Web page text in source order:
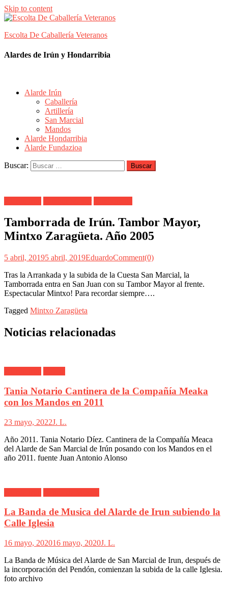
Skip to content
Escolta De Caballería Veteranos
Alardes de Irún y Hondarribia
Alarde Irún
Caballería
Artillería
San Marcial
Mandos
Alarde Hondarribia
Alarde Fundazioa
Buscar:
Tamborrada de Irún. Tambor Mayor,
Mintxo Zaragüeta. Año 2005
5 abril, 20195 abril, 2019EduardoComment(0)
Tras la Arrankada y la subida de la Cuesta San Marcial, la
Tamborrada entra en San Juan con su Tambor Mayor al frente.
Espectacular Mintxo! Para recordar siempre….
Tagged Mintxo Zaragüeta
Noticias relacionadas
Tania Notario Cantinera de la Compañía Meaka
con los Mandos en 2011
23 mayo, 2022J. L.
Año 2011. Tania Notario Díez. Cantinera de la Compañía Meaca
del Alarde de San Marcial de Irún posando con los Mandos en el
año 2011. fuente Juan Antonio Alonso
La Banda de Musica del Alarde de Irun subiendo la
Calle Iglesia
16 mayo, 202016 mayo, 2020J. L.
La Banda de Música del Alarde de San Marcial de Irun, después de
la incorporación del Pendón, comienzan la subida de la calle Iglesia.
foto archivo